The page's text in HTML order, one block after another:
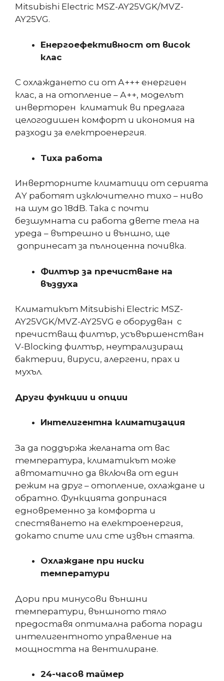
Mitsubishi Electric MSZ-AY25VGK/MVZ-
AY25VG.
Енергоефективност от висок
клас
С охлаждането си от А+++ енергиен
клас, а на отопление – А++, моделът
инверторен климатик ви предлага
целогодишен комфорт и икономия на
разходи за електроенергия.
Тиха работа
Инверторните климатици от серията
АY работят изключително тихо – ниво
на шум до 18dB. Така с почти
безшумната си работа двете тела на
уреда – вътрешно и външно, ще
допринесат за пълноценна почивка.
Филтър за пречистване на
въздуха
Климатикът Mitsubishi Electric MSZ-
AY25VGK/MVZ-AY25VG е оборудван с
пречистващ филтър, усъвършенстван
V-Blocking филтър, неутрализиращ
бактерии, вируси, алергени, прах и
мухъл.
Други функции и опции
Интелигентна климатизация
За да поддържа желаната от вас
температура, климатикът може
автоматично да включва от един
режим на друг – отопление, охлаждане и
обратно. Функцията допринася
едновременно за комфорта и
спестяването на електроенергия,
докато спите или сте извън стаята.
Охлаждане при ниски
температури
Дори при минусови външни
температури, външното тяло
предоставя оптимална работа поради
интелигентното управление на
мощността на вентилиране.
24-часов таймер